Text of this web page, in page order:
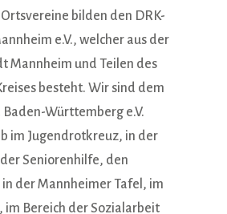
bilden den DRK-
e.V., welcher aus der
Mannheim und Teilen des
besteht. Wir sind dem
Württemberg e.V.
im Jugendrotkreuz, in der
Seniorenhilfe, den
der Mannheimer Tafel, im
im Bereich der Sozialarbeit